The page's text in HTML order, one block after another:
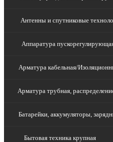
Антенны и спутниковые
Аппаратура
Арматура кабельная/
Арматура трубная,
Батарейки, аккумуляторы,
Бытовая техника крупная